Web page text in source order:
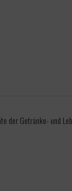
der Getränke- und